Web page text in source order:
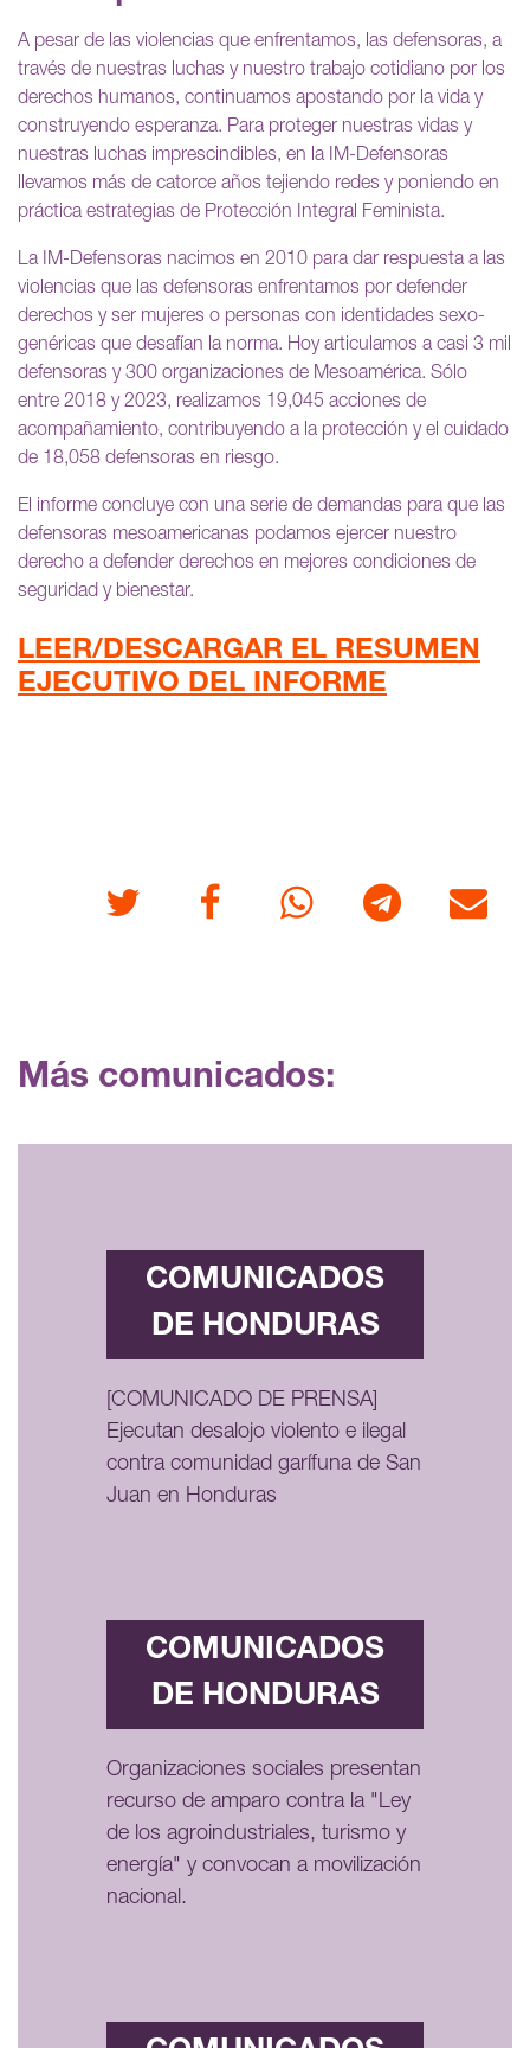
A pesar de las violencias que enfrentamos, las defensoras, a
través de nuestras luchas y nuestro trabajo cotidiano por los
derechos humanos, continuamos apostando por la vida y
construyendo esperanza. Para proteger nuestras vidas y
nuestras luchas imprescindibles, en la IM-Defensoras
llevamos más de catorce años tejiendo redes y poniendo en
práctica estrategias de Protección Integral Feminista.
La IM-Defensoras nacimos en 2010 para dar respuesta a las
violencias que las defensoras enfrentamos por defender
derechos y ser mujeres o personas con identidades sexo-
genéricas que desafían la norma. Hoy articulamos a casi 3 mil
defensoras y 300 organizaciones de Mesoamérica. Sólo
entre 2018 y 2023, realizamos 19,045 acciones de
acompañamiento, contribuyendo a la protección y el cuidado
de 18,058 defensoras en riesgo.
El informe concluye con una serie de demandas para que las
defensoras mesoamericanas podamos ejercer nuestro
derecho a defender derechos en mejores condiciones de
seguridad y bienestar.
LEER/DESCARGAR EL RESUMEN
EJECUTIVO DEL INFORME
Twitter FacebookWhatsappTelegram Correo
Más comunicados:
COMUNICADOS
DE HONDURAS
[COMUNICADO DE PRENSA]
Ejecutan desalojo violento e ilegal
contra comunidad garífuna de San
Juan en Honduras
COMUNICADOS
DE HONDURAS
Organizaciones sociales presentan
recurso de amparo contra la "Ley
de los agroindustriales, turismo y
energía" y convocan a movilización
nacional.